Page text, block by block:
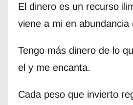
El dinero es un recurso
viene a mi en abundancia
Tengo más dinero de lo
el y me encanta.
Cada peso que invierto